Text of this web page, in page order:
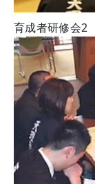
育成者研修会2